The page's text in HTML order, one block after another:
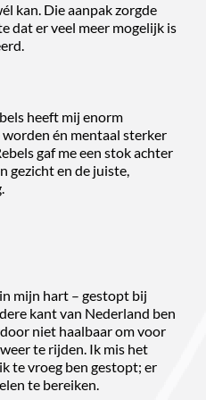
kan. Die aanpak zorgde
dat er veel meer mogelijk is
heeft mij enorm
én mentaal sterker
gaf me een stok achter
gezicht en de juiste,
mijn hart – gestopt bij
kant van Nederland ben
niet haalbaar om voor
te rijden. Ik mis het
te vroeg ben gestopt; er
te bereiken.